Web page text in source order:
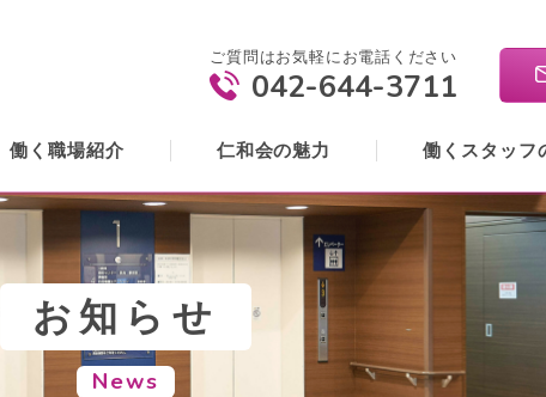
ご質問はお気軽にお電話ください
042-644-3711
働く職場紹介 仁和会の魅力 働くスタッフ
お知らせ
News